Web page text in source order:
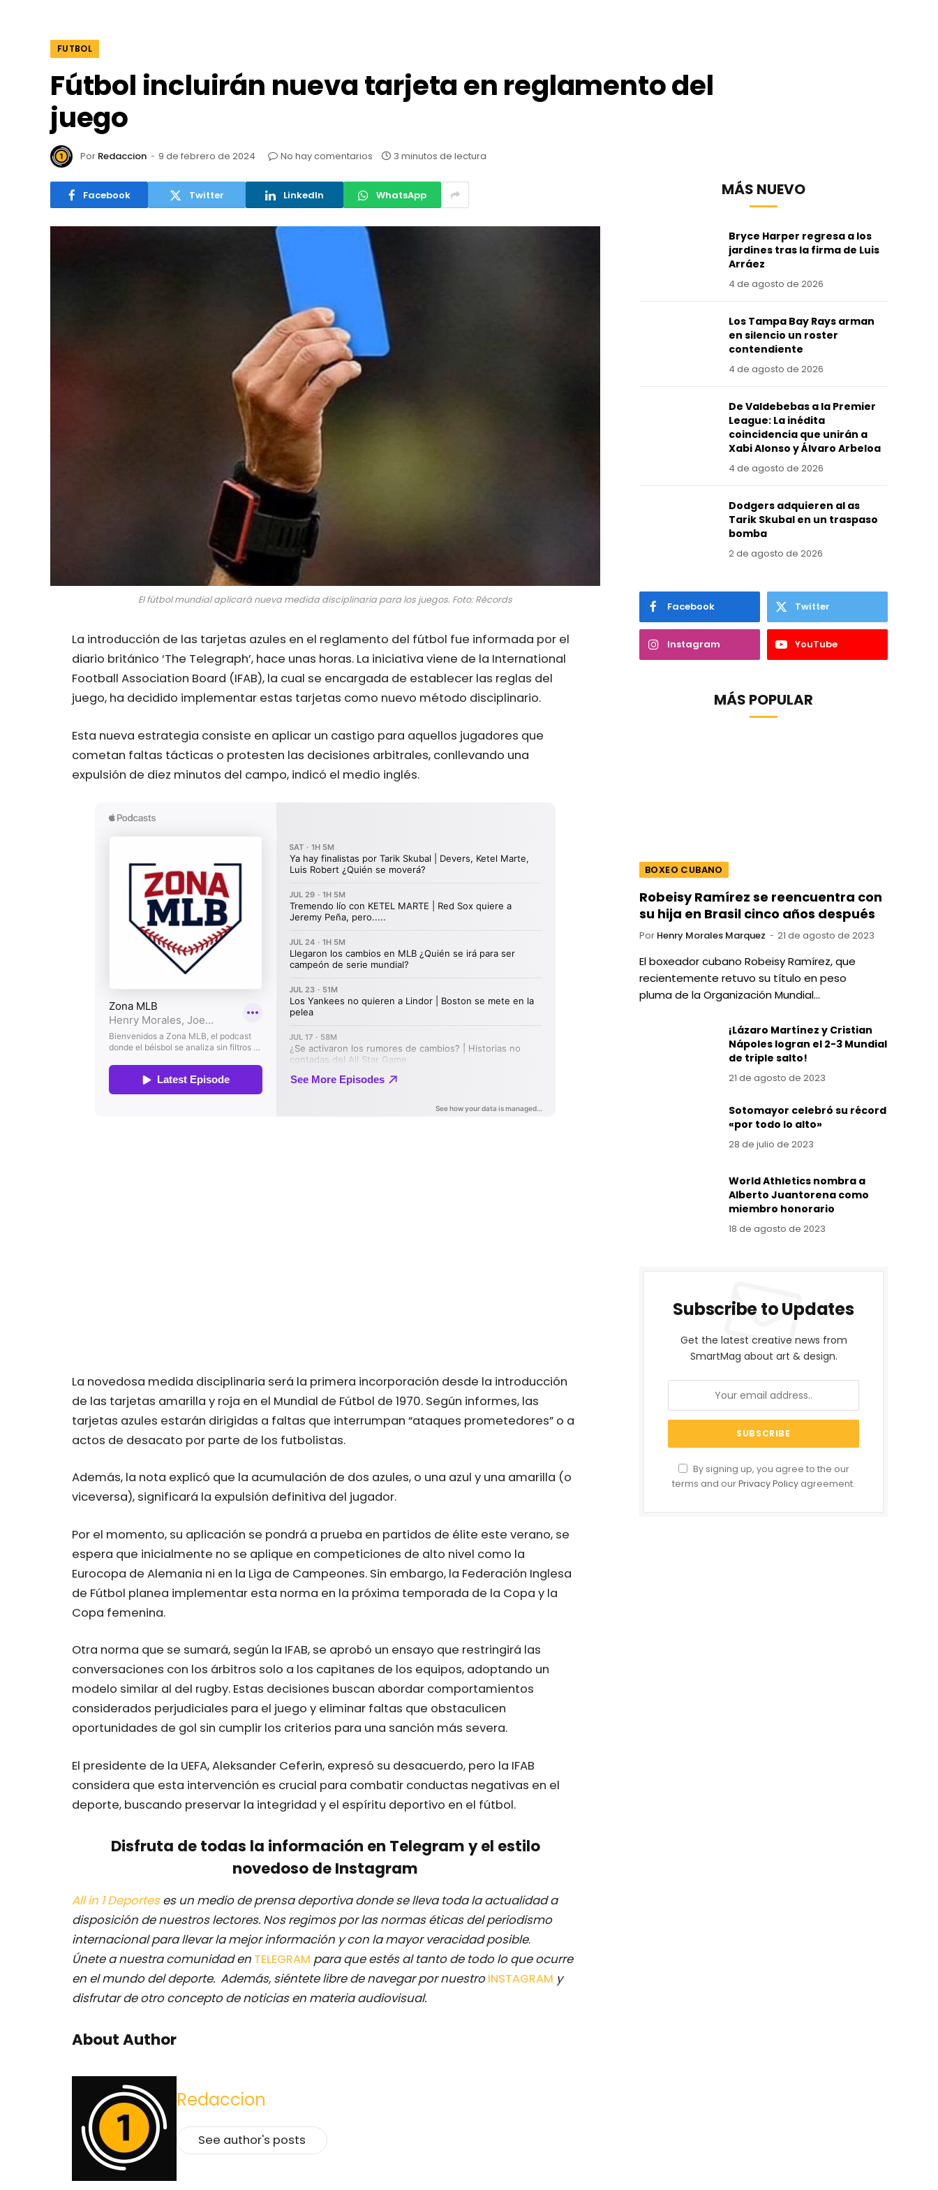
FUTBOL
Fútbol incluirán nueva tarjeta en reglamento del
juego
Por Redaccion 9 de febrero de 2024 No hay comentarios 3 minutos de lectura
Facebook Twitter LinkedIn WhatsApp
El fútbol mundial aplicará nueva medida disciplinaria para los juegos. Foto: Récords
La introducción de las tarjetas azules en el reglamento del fútbol fue informada por el
diario británico ‘The Telegraph’, hace unas horas. La iniciativa viene de la International
Football Association Board (IFAB), la cual se encargada de establecer las reglas del
juego, ha decidido implementar estas tarjetas como nuevo método disciplinario.
Esta nueva estrategia consiste en aplicar un castigo para aquellos jugadores que
cometan faltas tácticas o protesten las decisiones arbitrales, conllevando una
expulsión de diez minutos del campo, indicó el medio inglés.
La novedosa medida disciplinaria será la primera incorporación desde la introducción
de las tarjetas amarilla y roja en el Mundial de Fútbol de 1970. Según informes, las
tarjetas azules estarán dirigidas a faltas que interrumpan “ataques prometedores” o a
actos de desacato por parte de los futbolistas.
Además, la nota explicó que la acumulación de dos azules, o una azul y una amarilla (o
viceversa), significará la expulsión definitiva del jugador.
Por el momento, su aplicación se pondrá a prueba en partidos de élite este verano, se
espera que inicialmente no se aplique en competiciones de alto nivel como la
Eurocopa de Alemania ni en la Liga de Campeones. Sin embargo, la Federación Inglesa
de Fútbol planea implementar esta norma en la próxima temporada de la Copa y la
Copa femenina.
Otra norma que se sumará, según la IFAB, se aprobó un ensayo que restringirá las
conversaciones con los árbitros solo a los capitanes de los equipos, adoptando un
modelo similar al del rugby. Estas decisiones buscan abordar comportamientos
considerados perjudiciales para el juego y eliminar faltas que obstaculicen
oportunidades de gol sin cumplir los criterios para una sanción más severa.
El presidente de la UEFA, Aleksander Ceferin, expresó su desacuerdo, pero la IFAB
considera que esta intervención es crucial para combatir conductas negativas en el
deporte, buscando preservar la integridad y el espíritu deportivo en el fútbol.
Disfruta de todas la información en Telegram y el estilo
novedoso de Instagram
All in 1 Deporteses un medio de prensa deportiva donde se lleva toda la actualidad a
disposición de nuestros lectores. Nos regimos por las normas éticas del periodismo
internacional para llevar la mejor información y con la mayor veracidad posible.
Únete a nuestra comunidad en TELEGRAM para que estés al tanto de todo lo que ocurre
en el mundo del deporte. Además, siéntete libre de navegar por nuestro INSTAGRAM y
disfrutar de otro concepto de noticias en materia audiovisual.
About Author
Redaccion
See author's posts
MÁS NUEVO
Bryce Harper regresa a los
jardines tras la firma de Luis
Arráez
4 de agosto de 2026
Los Tampa Bay Rays arman
en silencio un roster
contendiente
4 de agosto de 2026
De Valdebebas a la Premier
League: La inédita
coincidencia que unirán a
Xabi Alonso y Álvaro Arbeloa
4 de agosto de 2026
Dodgers adquieren al as
Tarik Skubal en un traspaso
bomba
2 de agosto de 2026
Facebook Twitter
Instagram YouTube
MÁS POPULAR
BOXEO CUBANO
Robeisy Ramírez se reencuentra con
su hija en Brasil cinco años después
Por Henry Morales Marquez 21 de agosto de 2023
El boxeador cubano Robeisy Ramírez, que
recientemente retuvo su título en peso
pluma de la Organización Mundial…
¡Lázaro Martínez y Cristian
Nápoles logran el 2-3 Mundial
de triple salto!
21 de agosto de 2023
Sotomayor celebró su récord
«por todo lo alto»
28 de julio de 2023
World Athletics nombra a
Alberto Juantorena como
miembro honorario
18 de agosto de 2023
Subscribe to Updates
Get the latest creative news from
SmartMag about art & design.
By signing up, you agree to the our
terms and ourPrivacy Policy agreement.